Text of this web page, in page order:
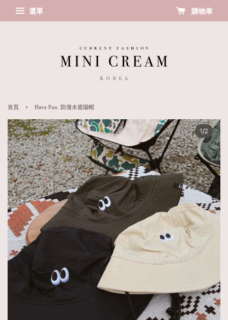
選單 購物車
首頁 › Have Fun. 防潑水遮陽帽